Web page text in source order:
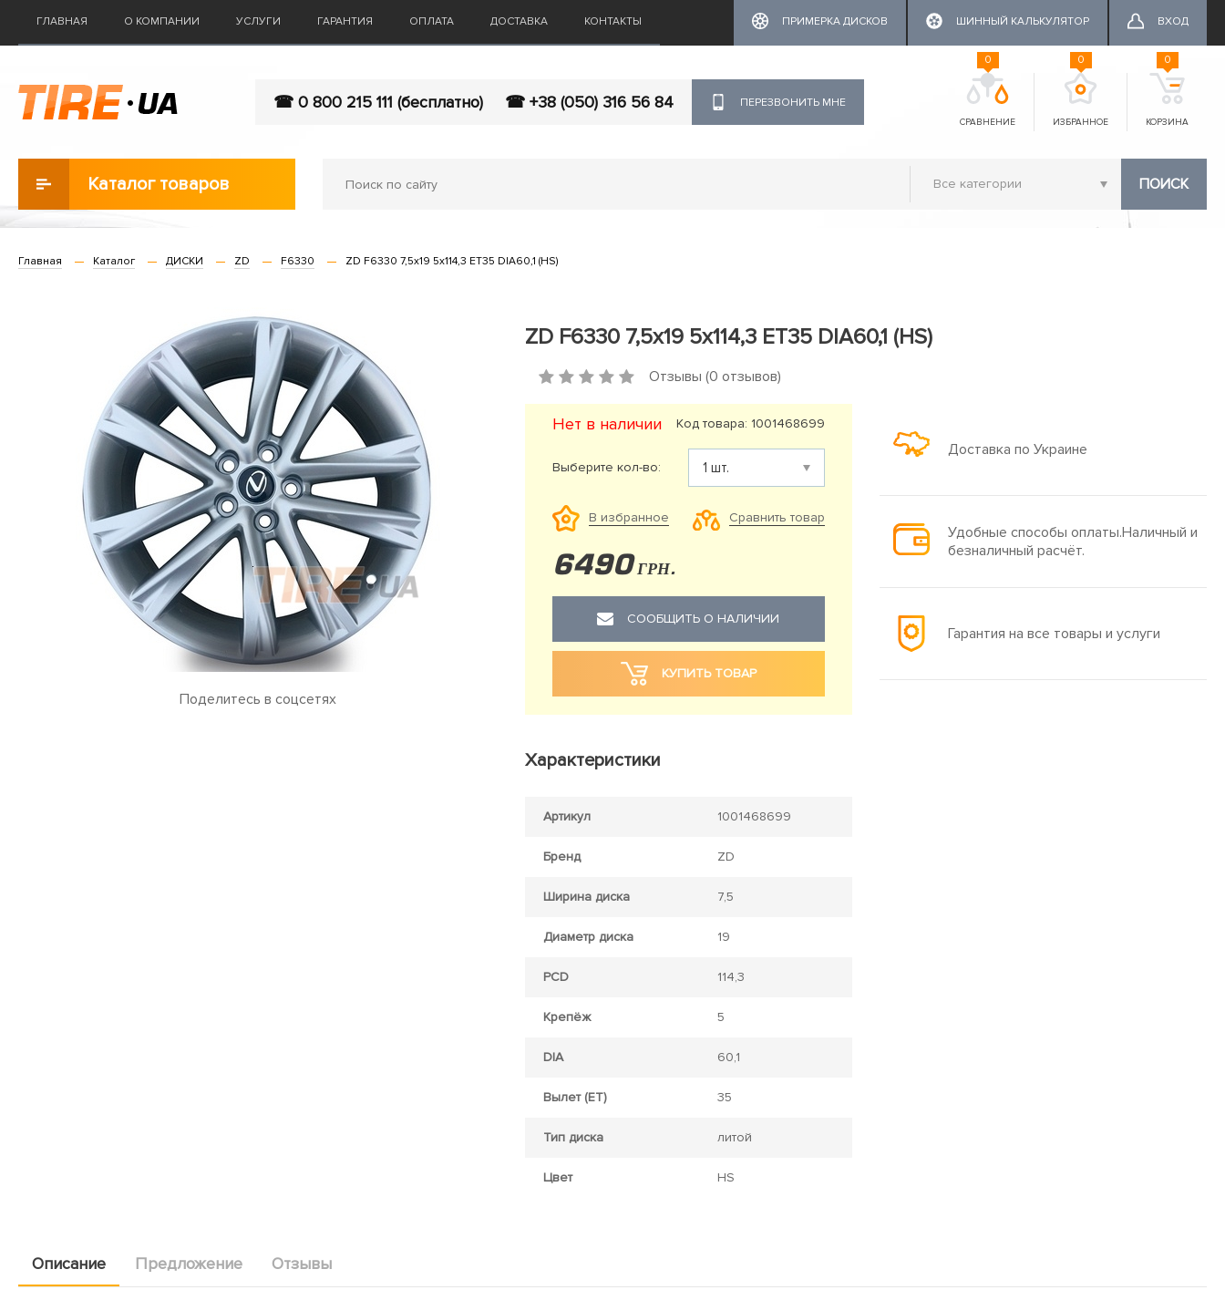
ГЛАВНАЯ О КОМПАНИИ УСЛУГИ ГАРАНТИЯ ОПЛАТА ДОСТАВКА КОНТАКТЫ ПРИМЕРКА ДИСКОВ ШИННЫЙ КАЛЬКУЛЯТОР ВХОД
☎ 0 800 215 111 (бесплатно) ☎ +38 (050) 316 56 84 ПЕРЕЗВОНИТЬ МНЕ
СРАВНЕНИЕ
0
ИЗБРАННОЕ
0
КОРЗИНА
0
Каталог товаров ПОИСК
Главная Каталог ДИСКИ ZD F6330 ZD F6330 7,5x19 5x114,3 ET35 DIA60,1 (HS)
Поделитесь в соцсетях
ZD F6330 7,5x19 5x114,3 ET35 DIA60,1 (HS)
Отзывы (0 отзывов)
Нет в наличии Код товара: 1001468699
Выберите кол-во:
В избранное Сравнить товар
6490 ГРН.
СООБЩИТЬ О НАЛИЧИИ
КУПИТЬ ТОВАР
Доставка по Украине
Удобные способы оплаты.Наличный и
безналичный расчёт.
Гарантия на все товары и услуги
Характеристики
Артикул 1001468699
Бренд ZD
Ширина диска 7,5
Диаметр диска 19
PCD 114,3
Крепёж 5
DIA 60,1
Вылет (ET) 35
Тип диска литой
Цвет HS
Описание Предложение Отзывы